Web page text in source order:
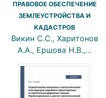
ПРАВОВОЕ ОБЕСПЕЧЕНИЕ
ЗЕМЛЕУСТРОЙСТВА И
КАДАСТРОВ
Викин С.С., Харитонов
А.А., Ершова Н.В.,…